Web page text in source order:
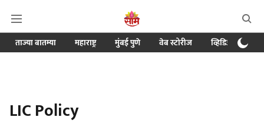
ताज्या बातम्या महाराष्ट्र मुंबई पुणे वेब स्टोरीज व्हिडिओ
LIC Policy